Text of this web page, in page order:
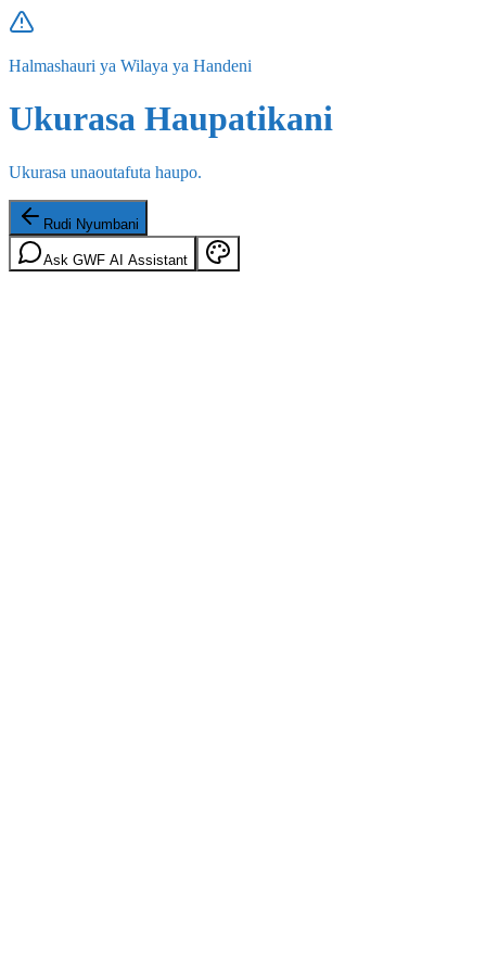
Halmashauri ya Wilaya ya Handeni
Ukurasa Haupatikani
Ukurasa unaoutafuta haupo.
Rudi Nyumbani
Ask GWF AI Assistant